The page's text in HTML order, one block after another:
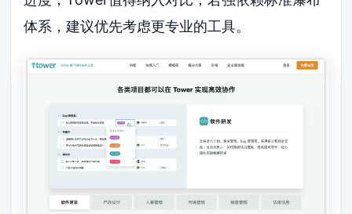
体系，建议优先考虑更专业的工具。